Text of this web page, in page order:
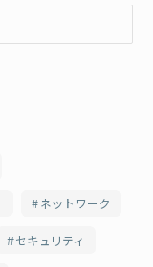
ネットワーク
セキュリティ